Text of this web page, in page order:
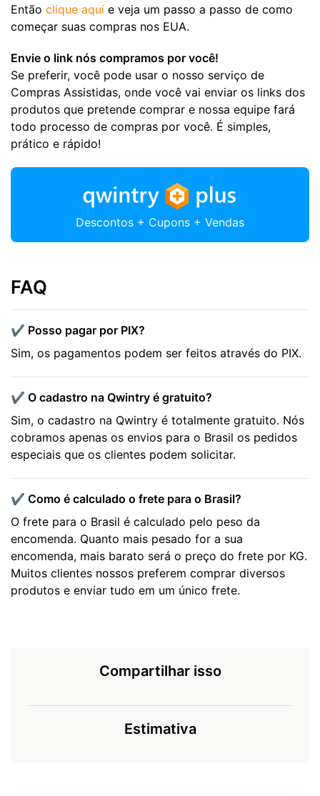
Então clique aqui e veja um passo a passo de como
começar suas compras nos EUA.
Envie o link nós compramos por você!
Se preferir, você pode usar o nosso serviço de
Compras Assistidas, onde você vai enviar os links dos
produtos que pretende comprar e nossa equipe fará
todo processo de compras por você. É simples,
prático e rápido!
Descontos + Cupons + Vendas
FAQ
✔️ Posso pagar por PIX?
Sim, os pagamentos podem ser feitos através do PIX.
✔️ O cadastro na Qwintry é gratuito?
Sim, o cadastro na Qwintry é totalmente gratuito. Nós
cobramos apenas os envios para o Brasil os pedidos
especiais que os clientes podem solicitar.
✔️ Como é calculado o frete para o Brasil?
O frete para o Brasil é calculado pelo peso da
encomenda. Quanto mais pesado for a sua
encomenda, mais barato será o preço do frete por KG.
Muitos clientes nossos preferem comprar diversos
produtos e enviar tudo em um único frete.
Compartilhar isso
Estimativa